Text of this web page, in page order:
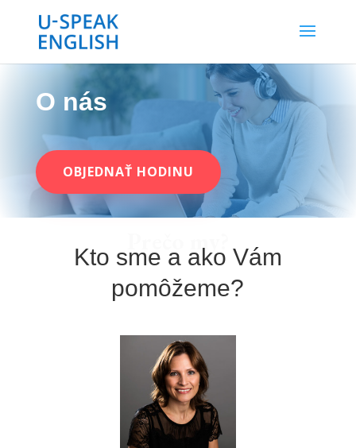
O nás
OBJEDNAŤ HODINU
Prečo my?
Kto sme a ako Vám
pomôžeme?